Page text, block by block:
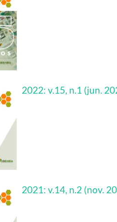
2022: v.15, n.1 (jun.
2021: v.14, n.2 (nov.